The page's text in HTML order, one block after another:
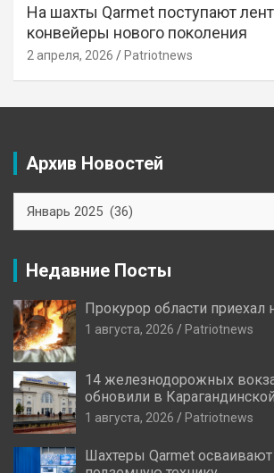
На шахты Qarmet поступают
конвейеры нового поколения
2 апреля, 2026 Patriotnews
Архив Новостей
Новостей
Недавние Посты
Прокурор области приехал
1 августа, 2026 Patriotnews
14 железнодорожных
обновили в
1 августа, 2026 Patriotnews
Шахтеры Qarmet